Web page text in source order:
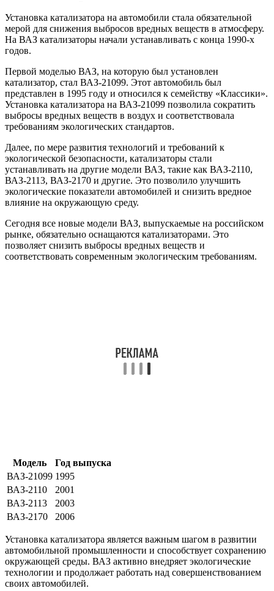
Установка катализатора на автомобили стала обязательной
мерой для снижения выбросов вредных веществ в атмосферу.
На ВАЗ катализаторы начали устанавливать с конца 1990-х
годов.
Первой моделью ВАЗ, на которую был установлен
катализатор, стал ВАЗ-21099. Этот автомобиль был
представлен в 1995 году и относился к семейству «Классики».
Установка катализатора на ВАЗ-21099 позволила сократить
выбросы вредных веществ в воздух и соответствовала
требованиям экологических стандартов.
Далее, по мере развития технологий и требований к
экологической безопасности, катализаторы стали
устанавливать на другие модели ВАЗ, такие как ВАЗ-2110,
ВАЗ-2113, ВАЗ-2170 и другие. Это позволило улучшить
экологические показатели автомобилей и снизить вредное
влияние на окружающую среду.
Сегодня все новые модели ВАЗ, выпускаемые на российском
рынке, обязательно оснащаются катализаторами. Это
позволяет снизить выбросы вредных веществ и
соответствовать современным экологическим требованиям.
Модель
Год выпуска
ВАЗ-21099 1995
ВАЗ-2110
2001
ВАЗ-2113
2003
ВАЗ-2170
2006
Установка катализатора является важным шагом в развитии
автомобильной промышленности и способствует сохранению
окружающей среды. ВАЗ активно внедряет экологические
технологии и продолжает работать над совершенствованием
своих автомобилей.